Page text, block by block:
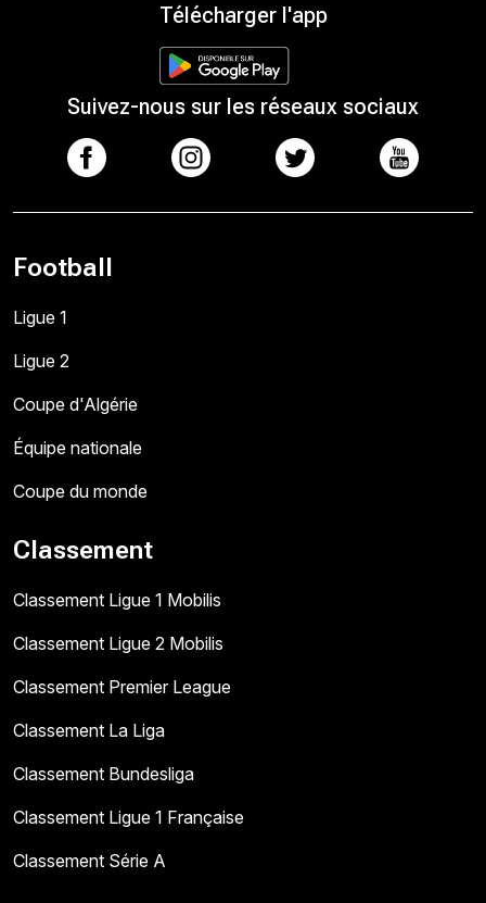
Télécharger l'app
Suivez-nous sur les réseaux sociaux
Football
Ligue 1
Ligue 2
Coupe d'Algérie
Équipe nationale
Coupe du monde
Classement
Classement Ligue 1 Mobilis
Classement Ligue 2 Mobilis
Classement Premier League
Classement La Liga
Classement Bundesliga
Classement Ligue 1 Française
Classement Série A